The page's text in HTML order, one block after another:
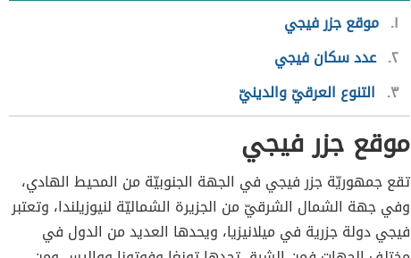
١ موقع جزر فيجي
٢ عدد سكان فيجي
٣ التنوع العرقيّ والدينيّ
موقع جزر فيجي
تقع جمهوريّة جزر فيجي في الجهة الجنوبيّة من المحيط الهادي،
وفي جهة الشمال الشرقيّ من الجزيرة الشماليّة لنيوزيلندا، وتعتبر
فيجي دولة جزرية في ميلانيزيا، ويحدها العديد من الدول في